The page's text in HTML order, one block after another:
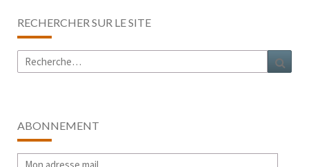
RECHERCHER SUR LE SITE
Rechercher :
ABONNEMENT
Mon